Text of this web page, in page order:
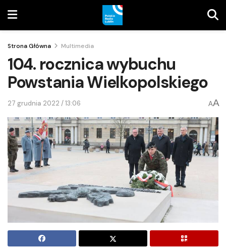
Strona Główna Multimedia
104. rocznica wybuchu
Powstania Wielkopolskiego
27 grudnia 2022 / 13:06 AA